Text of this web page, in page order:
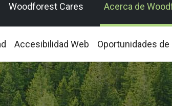
Woodforest Cares Acerca de
Accesibilidad Web Oportunidades de